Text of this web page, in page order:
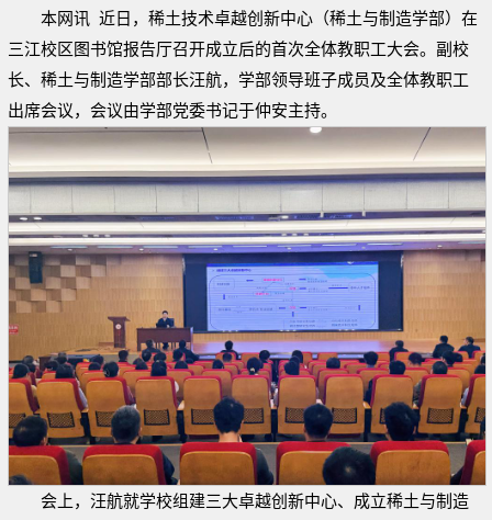
本网讯 近日，稀土技术卓越创新中心（稀土与制造学部）在
三江校区图书馆报告厅召开成立后的首次全体教职工大会。副校
长、稀土与制造学部部长汪航，学部领导班子成员及全体教职工
出席会议，会议由学部党委书记于仲安主持。
会上，汪航就学校组建三大卓越创新中心、成立稀土与制造